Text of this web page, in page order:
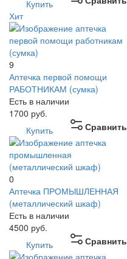
Купить
Хит
9
Аптечка первой помощи
РАБОТНИКАМ (сумка)
Есть в наличии
1700 руб.
Сравнить
Купить
0
Аптечка ПРОМЫШЛЕННАЯ
(металлический шкаф)
Есть в наличии
4500 руб.
Сравнить
Купить